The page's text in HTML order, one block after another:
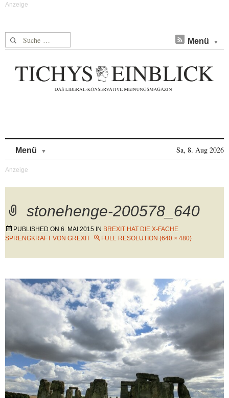
Suche nach: Menü
Menü Sa, 8. Aug 2026
stonehenge-200578_640
PUBLISHED ON 6. MAI 2015 IN BREXIT HAT DIE X-FACHE
SPRENGKRAFT VON GREXIT
FULL RESOLUTION (640 × 480)